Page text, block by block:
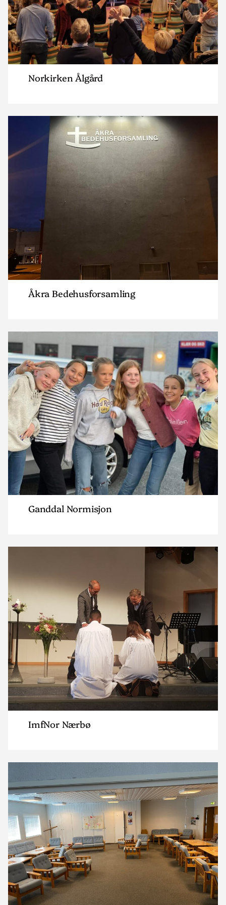
Norkirken Ålgård
Åkra Bedehusforsamling
Read
article
"Åkra
Bedehusforsamling"
Ganddal Normisjon
article
"Ganddal
Normisjon"
ImfNor Nærbø
Nærbø"
article
"Strand
huskirker"